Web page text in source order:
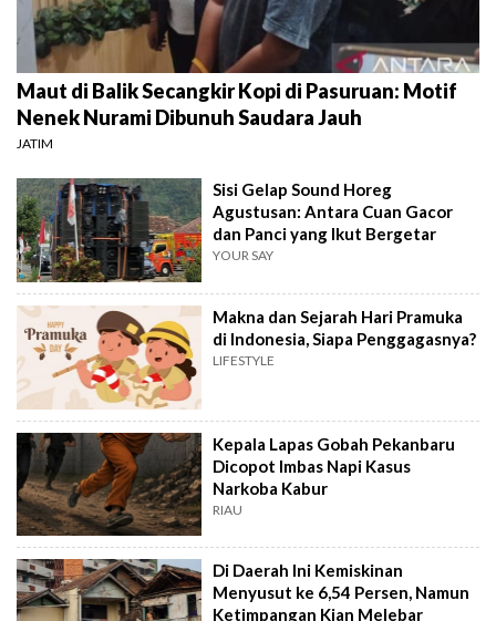
Maut di Balik Secangkir Kopi di Pasuruan: Motif
Nenek Nurami Dibunuh Saudara Jauh
JATIM
Sisi Gelap Sound Horeg
Agustusan: Antara Cuan Gacor
dan Panci yang Ikut Bergetar
YOUR SAY
Makna dan Sejarah Hari Pramuka
di Indonesia, Siapa Penggagasnya?
LIFESTYLE
Kepala Lapas Gobah Pekanbaru
Dicopot Imbas Napi Kasus
Narkoba Kabur
RIAU
Di Daerah Ini Kemiskinan
Menyusut ke 6,54 Persen, Namun
Ketimpangan Kian Melebar